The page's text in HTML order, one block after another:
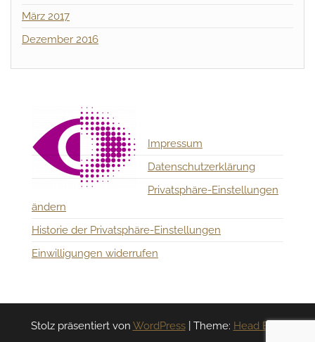
März 2017
Dezember 2016
Impressum
Datenschutzerklärung
Privatsphäre-Einstellungen
ändern
Historie der Privatsphäre-Einstellungen
Einwilligungen widerrufen
Stolz präsentiert von WordPress Theme: Head Blog